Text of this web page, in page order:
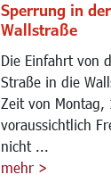
Sperrung in der
Wallstraße
Die Einfahrt von
Straße in die
Zeit von Montag,
voraussichtlich
nicht ...
mehr >